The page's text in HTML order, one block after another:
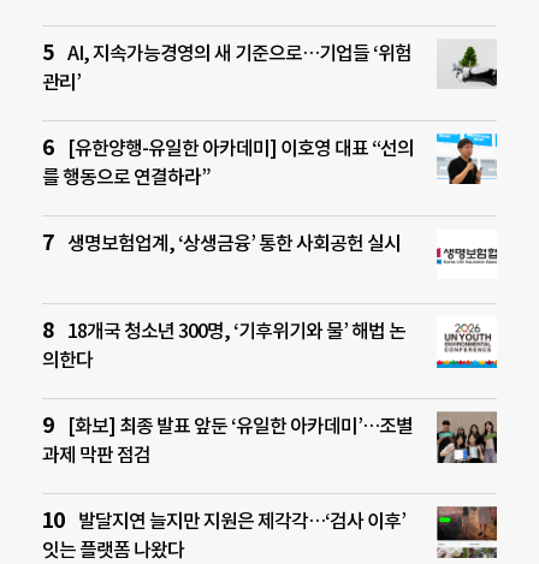
AI, 지속가능경영의 새 기준으로…기업들 ‘위험
관리’
[유한양행-유일한 아카데미] 이호영 대표 “선의
를 행동으로 연결하라”
생명보험업계, ‘상생금융’ 통한 사회공헌 실시
18개국 청소년 300명, ‘기후위기와 물’ 해법 논
의한다
[화보] 최종 발표 앞둔 ‘유일한 아카데미’…조별
과제 막판 점검
발달지연 늘지만 지원은 제각각…‘검사 이후’
잇는 플랫폼 나왔다